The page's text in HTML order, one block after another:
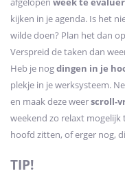
kijken in je agenda. Is het
wilde doen? Plan het dan
Verspreid de taken dan
Heb je nogdingen in je
plekje in je werksysteem.
en maak deze weerscroll-
weekend zo relaxt mogelijk
hoofd zitten, of erger nog,
TIP!